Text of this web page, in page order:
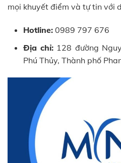
mọi khuyết điểm và tự tin với
Hotline:0989 797 676
Địa chỉ: 128 đường
Phú Thủy, Thành phố